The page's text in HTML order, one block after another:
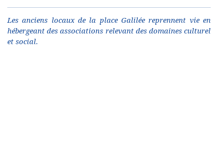
Les anciens locaux de la place Galilée reprennent vie en
hébergeant des associations relevant des domaines culturel
et social.